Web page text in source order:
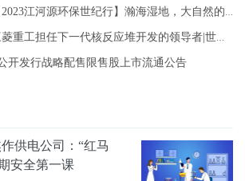
江河源环保世纪行】瀚海湿地，大自然的珍贵礼物
工担任下一代核反应堆开发的领导者|世界快资讯
开发行战略配售限售股上市流通公告
供电公司：“红马
安全第一课